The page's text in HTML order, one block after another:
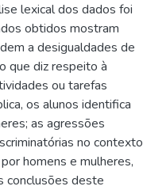
lexical dos dados foi
obtidos mostram
a desigualdades de
que diz respeito à
ou tarefas
os alunos identifica
as agressões
no contexto
homens e mulheres,
conclusões deste